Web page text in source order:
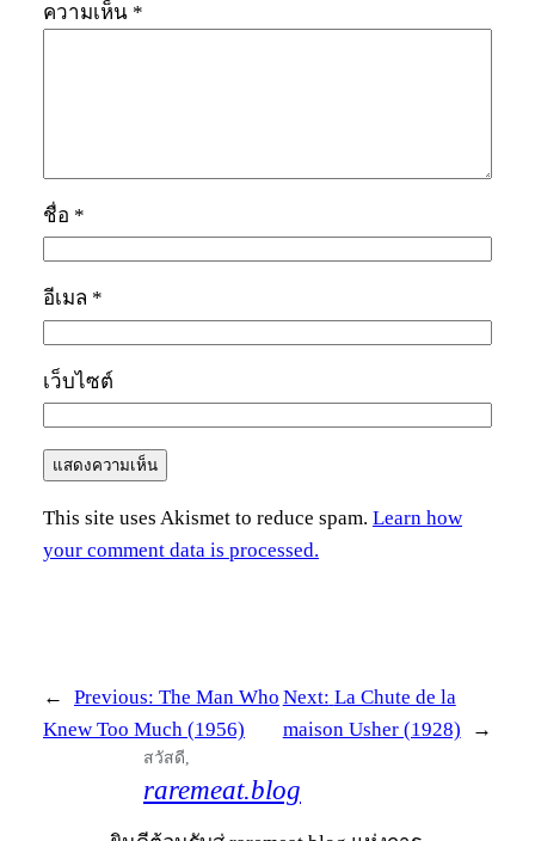
ความเห็น *
ชื่อ *
อีเมล *
เว็บไซต์
This site uses Akismet to reduce spam. Learn how
your comment data is processed.
← Previous: The Man Who
Knew Too Much (1956)
Next: La Chute de la
maison Usher (1928)
→
สวัสดี,
raremeat.blog